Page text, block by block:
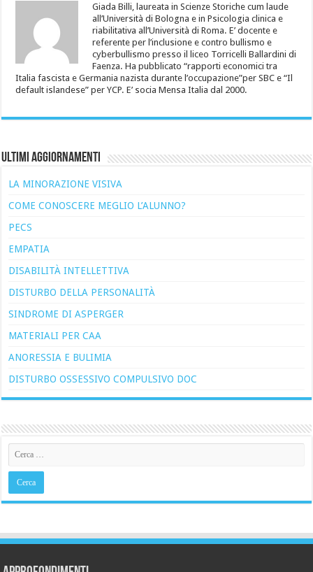
Giada Billi, laureata in Scienze Storiche cum laude
all’Università di Bologna e in Psicologia clinica e
riabilitativa all’Università di Roma. E’ docente e
referente per l’inclusione e contro bullismo e
cyberbullismo presso il liceo Torricelli Ballardini di
Faenza. Ha pubblicato “rapporti economici tra
Italia fascista e Germania nazista durante l’occupazione”per SBC e “Il
default islandese” per YCP. E’ socia Mensa Italia dal 2000.
Ultimi Aggiornamenti
LA MINORAZIONE VISIVA
COME CONOSCERE MEGLIO L’ALUNNO?
PECS
EMPATIA
DISABILITÀ INTELLETTIVA
DISTURBO DELLA PERSONALITÀ
SINDROME DI ASPERGER
MATERIALI PER CAA
ANORESSIA E BULIMIA
DISTURBO OSSESSIVO COMPULSIVO DOC